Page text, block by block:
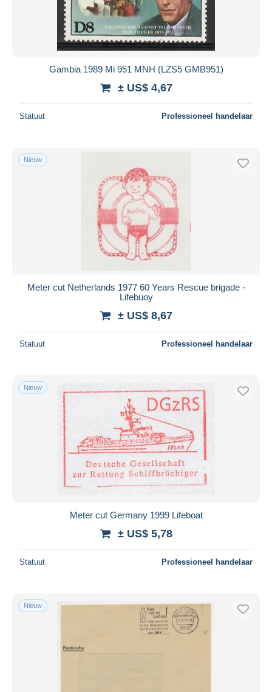
Gambia 1989 Mi 951 MNH (LZS5 GMB951)
± US$ 4,67
Statuut Professioneel handelaar
Nieuw
Meter cut Netherlands 1977 60 Years Rescue brigade -
Lifebuoy
± US$ 8,67
Statuut Professioneel handelaar
Nieuw
Meter cut Germany 1999 Lifeboat
± US$ 5,78
Statuut Professioneel handelaar
Nieuw